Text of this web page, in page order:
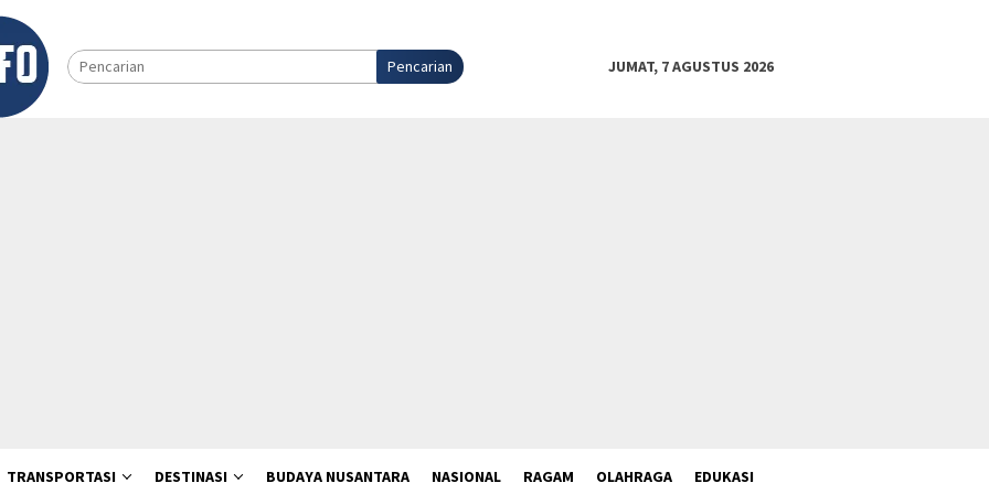
Pencarian JUMAT, 7 AGUSTUS 2026
TRANSPORTASI DESTINASI BUDAYA NUSANTARA NASIONAL RAGAM OLAHRAGA EDUKASI